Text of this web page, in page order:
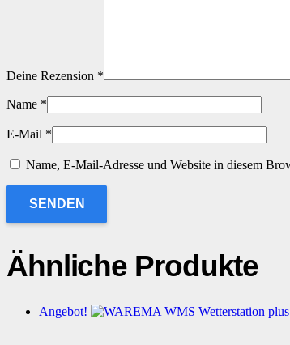
Deine Rezension *
Name *
E-Mail *
Name, E-Mail-Adresse und Website in diesem
Ähnliche Produkte
Angebot!